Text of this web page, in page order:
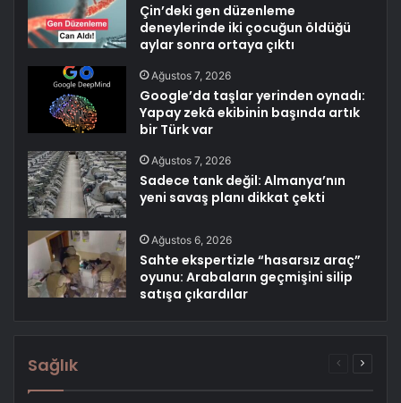
Çin’deki gen düzenleme
deneylerinde iki çocuğun öldüğü
aylar sonra ortaya çıktı
Ağustos 7, 2026
Google’da taşlar yerinden oynadı:
Yapay zekâ ekibinin başında artık
bir Türk var
Ağustos 7, 2026
Sadece tank değil: Almanya’nın
yeni savaş planı dikkat çekti
Ağustos 6, 2026
Sahte ekspertizle “hasarsız araç”
oyunu: Arabaların geçmişini silip
satışa çıkardılar
Sağlık
ÖncekiSonraki